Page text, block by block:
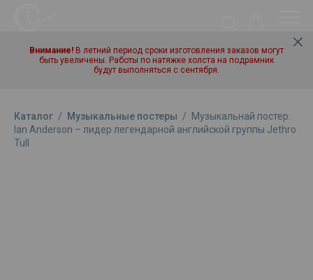
Внимание! В летний период сроки изготовления заказов могут
быть увеличены. Работы по натяжке холста на подрамник
будут выполняться с сентября.
Каталог / Музыкальные постеры /
Музыкальнай постер:
Ian Anderson – лидер легендарной английской группы Jethro
Tull